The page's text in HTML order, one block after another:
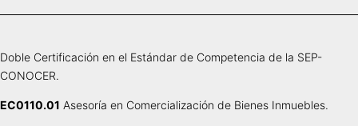
Doble Certificación en el Estándar de Competencia de la SEP-
CONOCER.
EC0110.01 Asesoría en Comercialización de Bienes Inmuebles.